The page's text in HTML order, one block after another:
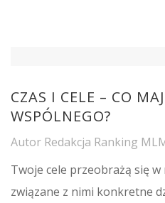
CZAS I CELE – CO
WSPÓLNEGO?
Autor Redakcja Ranking
Twoje cele przeobrażą się w
związane z nimi konkretne